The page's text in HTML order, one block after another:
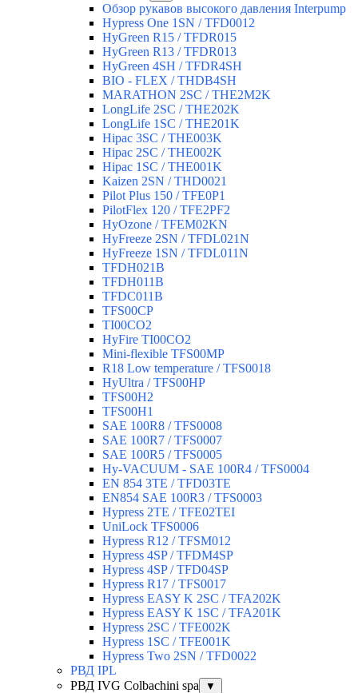
Обзор рукавов высокого давления Interpump
Hypress One 1SN / TFD0012
HyGreen R15 / TFDR015
HyGreen R13 / TFDR013
HyGreen 4SH / TFDR4SH
BIO - FLEX / THDB4SH
MARATHON 2SC / THE2M2K
LongLife 2SC / THE202K
LongLife 1SC / THE201K
Hipac 3SC / THE003K
Hipac 2SC / THE002K
Hipac 1SC / THE001K
Kaizen 2SN / THD0021
Pilot Plus 150 / TFE0P1
PilotFlex 120 / TFE2PF2
HyOzone / TFEM02KN
HyFreeze 2SN / TFDL021N
HyFreeze 1SN / TFDL011N
TFDH021B
TFDH011B
TFDC011B
TFS00CP
TI00CO2
HyFire TI00CO2
Mini-flexible TFS00MP
R18 Low temperature / TFS0018
HyUltra / TFS00HP
TFS00H2
TFS00H1
SAE 100R8 / TFS0008
SAE 100R7 / TFS0007
SAE 100R5 / TFS0005
Hy-VACUUM - SAE 100R4 / TFS0004
EN 854 3TE / TFD03TE
EN854 SAE 100R3 / TFS0003
Hypress 2TE / TFE02TEI
UniLock TFS0006
Hypress R12 / TFSM012
Hypress 4SP / TFDM4SP
Hypress 4SP / TFD04SP
Hypress R17 / TFS0017
Hypress EASY K 2SC / TFA202K
Hypress EASY K 1SC / TFA201K
Hypress 2SC / TFE002K
Hypress 1SC / TFE001K
Hypress Two 2SN / TFD0022
РВД IPL
РВД IVG Colbachini spa
▼